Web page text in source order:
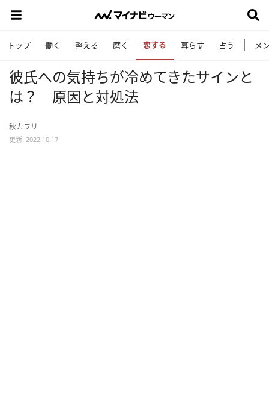
トップ 働く 整える 磨く 恋する 暮らす 占う メ
彼氏への気持ちが冷めてきたサインと
は？ 原因と対処法
秋カヲリ
更新: 2022.10.17